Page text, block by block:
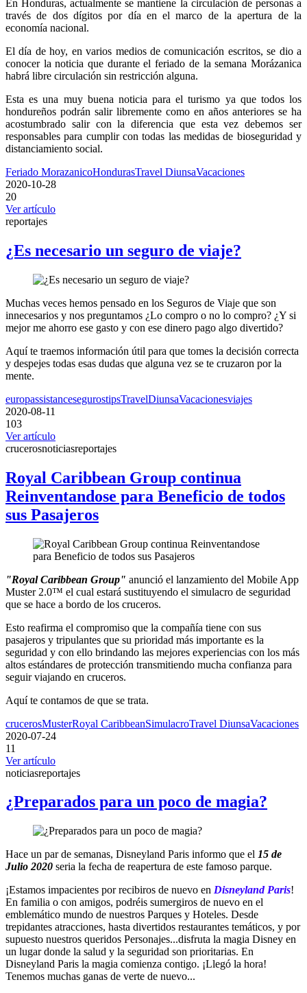
En Honduras, actualmente se mantiene la circulación de personas a
través de dos dígitos por día en el marco de la apertura de la
economía nacional.
El día de hoy, en varios medios de comunicación escritos, se dio a
conocer la noticia que durante el feriado de la semana Morázanica
habrá libre circulación sin restricción alguna.
Esta es una muy buena noticia para el turismo ya que todos los
hondureños podrán salir libremente como en años anteriores se ha
acostumbrado salir con la diferencia que esta vez debemos ser
responsables para cumplir con todas las medidas de bioseguridad y
distanciamiento social.
Feriado MorazanicoHondurasTravel DiunsaVacaciones
2020-10-28
20
Ver artículo
reportajes
¿Es necesario un seguro de viaje?
Muchas veces hemos pensado en los Seguros de Viaje que son
innecesarios y nos preguntamos ¿Lo compro o no lo compro? ¿Y si
mejor me ahorro ese gasto y con ese dinero pago algo divertido?
Aquí te traemos información útil para que tomes la decisión correcta
y despejes todas esas dudas que alguna vez se te cruzaron por la
mente.
europassistancesegurostipsTravelDiunsaVacacionesviajes
2020-08-11
103
Ver artículo
crucerosnoticiasreportajes
Royal Caribbean Group continua
Reinventandose para Beneficio de todos
sus Pasajeros
"Royal Caribbean Group" anunció el lanzamiento del Mobile App
Muster 2.0™ el cual estará sustituyendo el simulacro de seguridad
que se hace a bordo de los cruceros.
Esto reafirma el compromiso que la compañía tiene con sus
pasajeros y tripulantes que su prioridad más importante es la
seguridad y con ello brindando las mejores experiencias con los más
altos estándares de protección transmitiendo mucha confianza para
seguir viajando en cruceros.
Aquí te contamos de que se trata.
crucerosMusterRoyal CaribbeanSimulacroTravel DiunsaVacaciones
2020-07-24
11
Ver artículo
noticiasreportajes
¿Preparados para un poco de magia?
Hace un par de semanas, Disneyland Paris informo que el 15 de
Julio 2020 seria la fecha de reapertura de este famoso parque.
¡Estamos impacientes por recibiros de nuevo en Disneyland Paris!
En familia o con amigos, podréis sumergiros de nuevo en el
emblemático mundo de nuestros Parques y Hoteles. Desde
trepidantes atracciones, hasta divertidos restaurantes temáticos, y por
supuesto nuestros queridos Personajes...disfruta la magia Disney en
un lugar donde la salud y la seguridad son prioritarias. En
Disneyland Paris la magia comienza contigo. ¡Llegó la hora!
Tenemos muchas ganas de verte de nuevo...